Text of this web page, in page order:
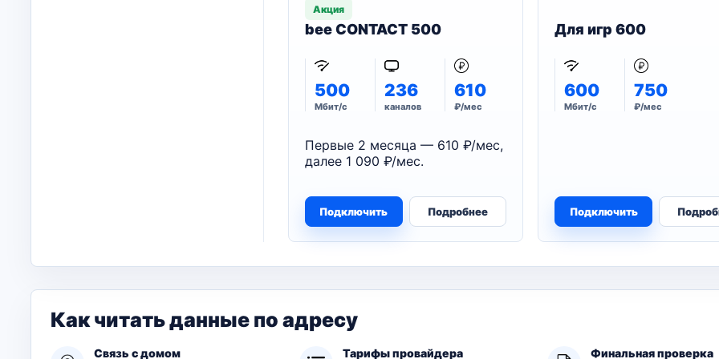
Акция
bee CONTACT 500
500
Мбит/с
236
каналов
610
₽/мес
Первые 2 месяца — 610 ₽/мес,
далее 1 090 ₽/мес.
Подключить Подробнее
Для игр 600
600
Мбит/с
750
₽/мес
Подключить
Как читать данные по адресу
Связь с домом Тарифы провайдера Финальная проверка